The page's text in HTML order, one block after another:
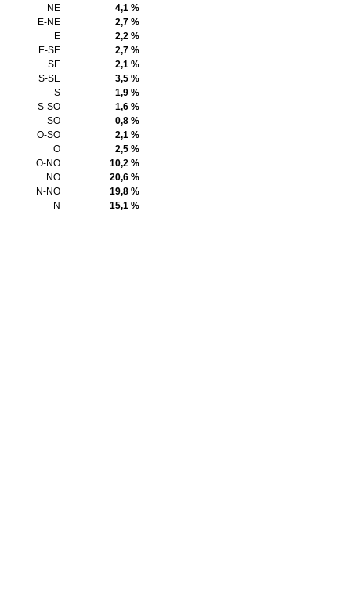
NE
4,1 %
E-NE
2,7 %
E
2,2 %
E-SE
2,7 %
SE
2,1 %
S-SE
3,5 %
S
1,9 %
S-SO
1,6 %
SO
0,8 %
O-SO
2,1 %
O
2,5 %
O-NO
10,2 %
NO
20,6 %
N-NO
19,8 %
N
15,1 %